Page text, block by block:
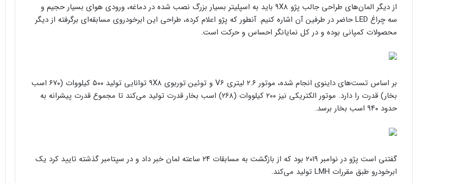
از دیگر المان‌های طراحی جالب پژو ۹X8 باید به اسپلیتر بسیار بزرگ نصب شده در دماغه، ورودی هوای بسیار حجیم و
سه چراغ LED حاضر در طرفین آن اشاره کنیم. آنطور که پژو اعلام کرده، طراحی این ابرخودروی مسابقه‌ای برگرفته از دیگر
محصولات کمپانی بوده و در کل نمایانگر احساس و حرکت است.
بر اساس تست‌های داینوی انجام شده، موتور ۲.۶ لیتری V6 و توئین توربوی ۹X8 توانایی تولید ۵۰۰ کیلووات (۶۷۰ اسب
بخار) قدرت را دارد. موتور الکتریکی نیز ۲۰۰ کیلووات (۲۶۸) اسب بخار قدرت تولید می‌کند تا مجموع قدرت پیشرانه به
حدود ۹۴۰ اسب بخار برسد.
گفتنی است پژو در نوامبر ۲۰۱۹ بود که از بازگشت به مسابقات ۲۴ ساعته لمان خبر داد و در سپتامبر گذشته تایید کرد یک
ابرخودرو طبق مقررات LMH تولید می‌کند.